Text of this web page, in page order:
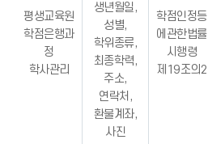
평생교육원
학점은행과
정
학사관리
생년월일,
성별,
학위종류,
최종학력,
주소,
연락처,
환불계좌,
사진
학점인정등
에관한법률
시행령
제19조의2